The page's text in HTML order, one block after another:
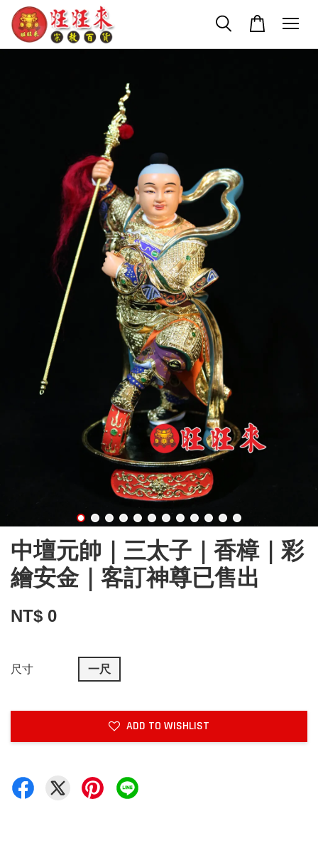
中壇元帥｜三太子｜香樟｜彩
繪安金｜客訂神尊已售出
NT$ 0
尺寸 一尺
ADD TO WISHLIST